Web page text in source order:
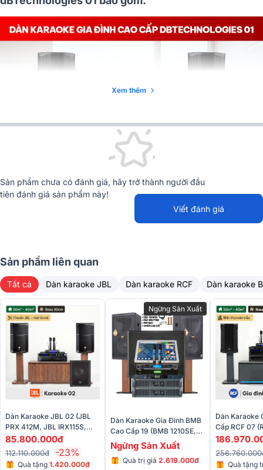
Đặc điểm chi tiết các thiết bị trong bộ dàn:
Loa dBTechnologies Opera Reevo 212
Loa dBTechnologies Opera Reevo 212 là mẫuloa karaoke
đánh dấu
kỷ niệm 50 thành lập của dBTechnologies nên được nhà sản xuất
đầu tư về cả thiết kế và công nghệ nhằm mang đến hiệu suất âm
thanh tuyệt vời bên trong một thiết kế độc đáo và đầy sáng tạo.
Xem thêm
Sản phẩm chưa có đánh giá, hãy trở thành người đầu
tiên đánh giá sản phẩm này!
Viết đánh giá
Sản phẩm liên quan
Tất cả Dàn karaoke JBL Dàn karaoke RCF Dàn karaoke
Dàn Karaoke JBL 02 (JBL
PRX 412M, JBL IRX115S,
JBL V6, JBL KX190, JBL
VM300)
85.800.000đ
112.110.000đ -23%
Quà tặng 1.420.000đ
Ngừng Sản Xuất
Dàn Karaoke Gia Đình BMB
Cao Cấp 19 (BMB 1210SE,
BMB DAD 950SE, BMB KSP
50, BMB WB 5000, BMB
CSW-115, VietK 4K Plus 4T)
Ngừng Sản Xuất
Quà trị giá2.619.000đ
Dàn Karaoke
Cấp RCF 07
4112, RCF
2.5K, KX190,
VM300,...)
Quà tặng